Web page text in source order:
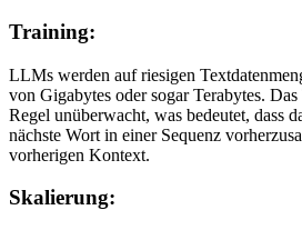
Training:
LLMs werden auf riesigen
von Gigabytes oder sogar Terabytes.
Regel unüberwacht, was bedeutet, dass
nächste Wort in einer Sequenz
vorherigen Kontext.
Skalierung: